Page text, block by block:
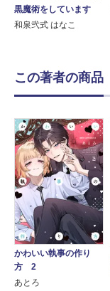
黒魔術をしています
和泉弐式 はなこ
この著者の商品
かわいい執事の作り
方 2
あとろ